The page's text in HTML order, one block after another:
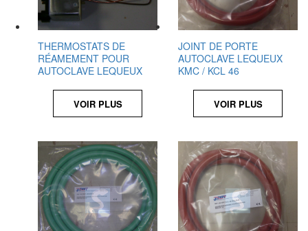
THERMOSTATS DE
RÉAMEMENT POUR
AUTOCLAVE LEQUEUX
VOIR PLUS
JOINT DE PORTE
AUTOCLAVE LEQUEUX
KMC / KCL 46
VOIR PLUS